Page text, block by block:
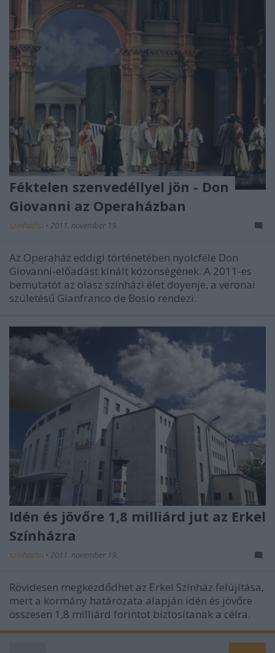
Féktelen szenvedéllyel jön - Don
Giovanni az Operaházban
szinhazhu • 2011. november 19.
Az Operaház eddigi történetében nyolcféle Don
Giovanni-előadást kínált közönségének. A 2011-es
bemutatót az olasz színházi élet doyenje, a veronai
születésű Gianfranco de Bosio rendezi.
Idén és jövőre 1,8 milliárd jut az Erkel
Színházra
szinhazhu • 2011. november 19.
Rövidesen megkezdődhet az Erkel Színház felújítása,
mert a kormány határozata alapján idén és jövőre
összesen 1,8 milliárd forintot biztosítanak a célra.